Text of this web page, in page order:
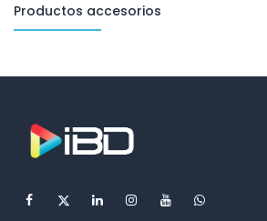
Productos accesorios